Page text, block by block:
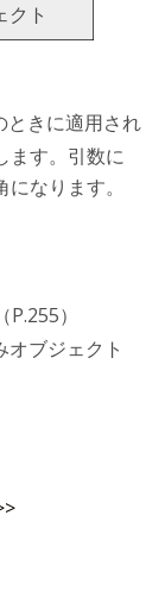
クト
ときに適用され
ます。引数に
なります。
）
ブジェクト